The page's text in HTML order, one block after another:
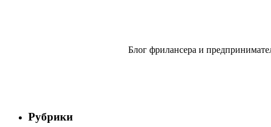
Блог фрилансера и
Рубрики